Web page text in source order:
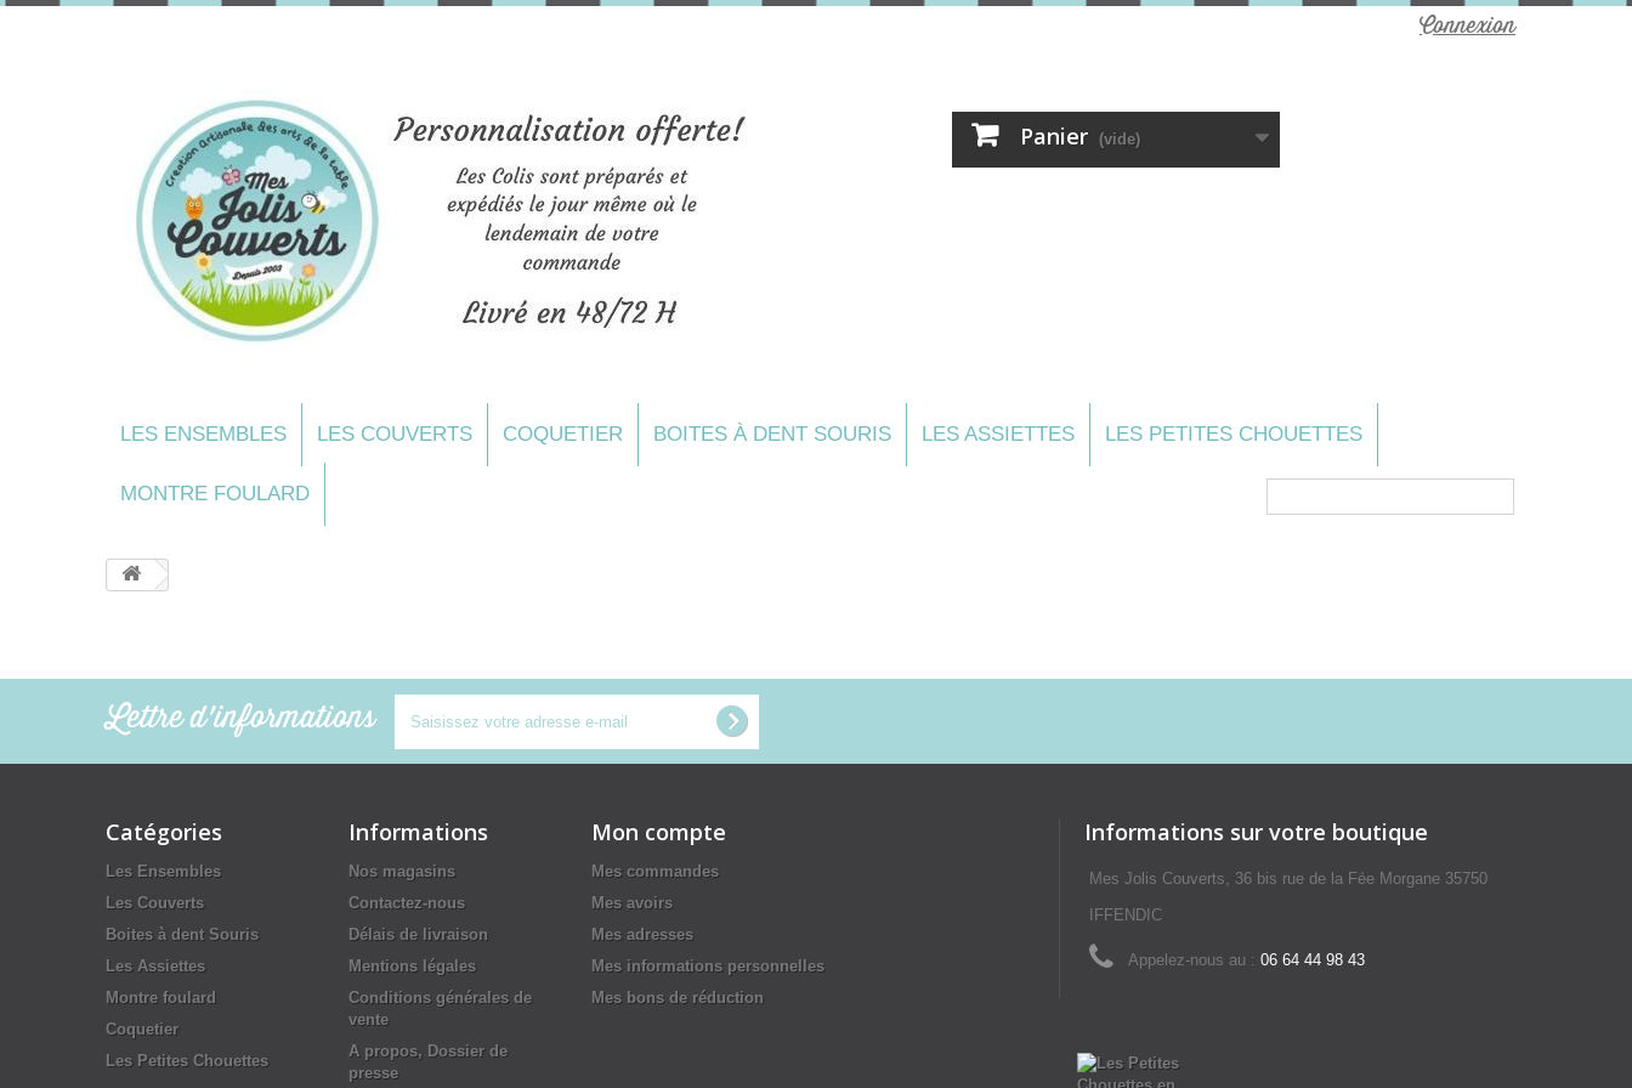
Connexion
Panier (vide)
LES ENSEMBLES LES COUVERTS COQUETIER BOITES À DENT SOURIS LES ASSIETTES LES PETITES CHOUETTES
MONTRE FOULARD
Lettre d'informations
Catégories
Les Ensembles
Les Couverts
Boites à dent Souris
Les Assiettes
Montre foulard
Coquetier
Les Petites Chouettes
Informations
Nos magasins
Contactez-nous
Délais de livraison
Mentions légales
Conditions générales de
vente
A propos, Dossier de
presse
Mon compte
Mes commandes
Mes avoirs
Mes adresses
Mes informations personnelles
Mes bons de réduction
Informations sur votre boutique
Mes Jolis Couverts, 36 bis rue de la Fée Morgane 35750
IFFENDIC
Appelez-nous au : 06 64 44 98 43